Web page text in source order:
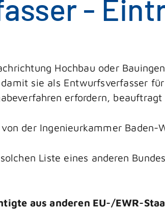
-
Hochbau oder
sie als Entwurfsverfasser
erfordern, beauftragt
der Ingenieurkammer Baden-
Liste eines anderen
aus anderen EU-/EWR-